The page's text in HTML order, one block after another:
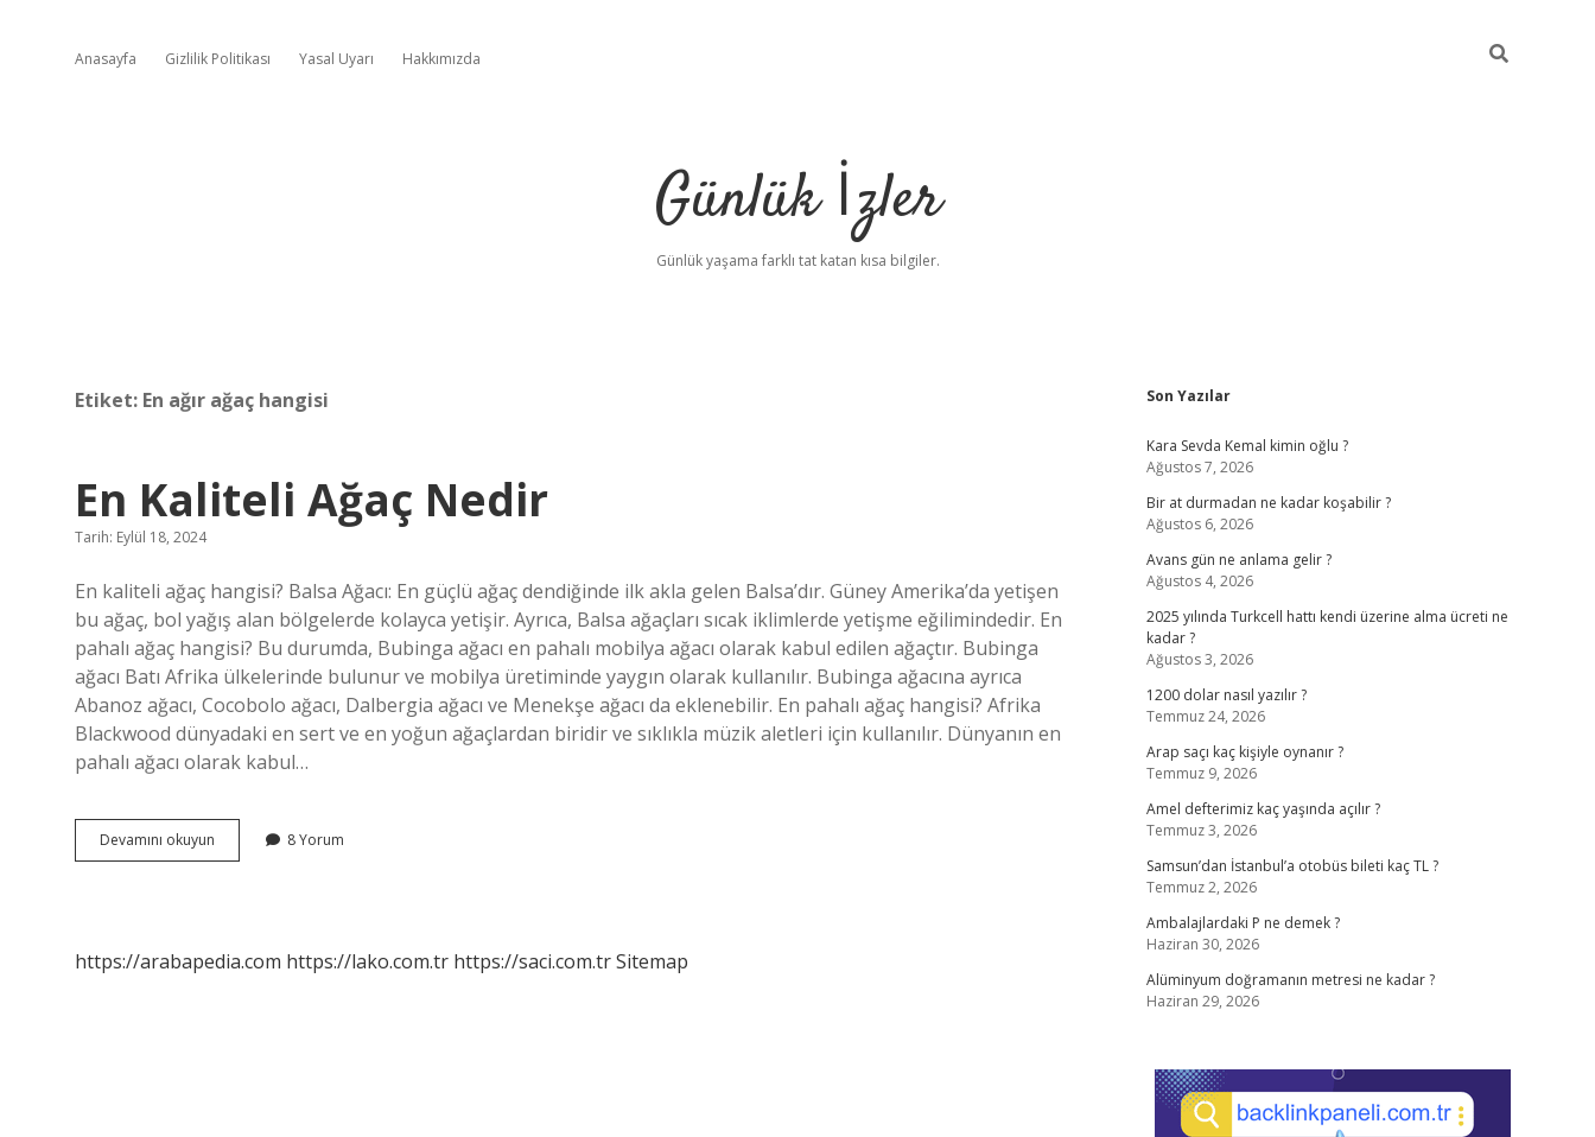
Anasayfa Gizlilik Politikası Yasal Uyarı Hakkımızda
Günlük İzler
Günlük yaşama farklı tat katan kısa bilgiler.
Etiket: En ağır ağaç hangisi
En Kaliteli Ağaç Nedir
Tarih: Eylül 18, 2024
En kaliteli ağaç hangisi? Balsa Ağacı: En güçlü ağaç dendiğinde ilk akla gelen Balsa’dır. Güney Amerika’da yetişen
bu ağaç, bol yağış alan bölgelerde kolayca yetişir. Ayrıca, Balsa ağaçları sıcak iklimlerde yetişme eğilimindedir. En
pahalı ağaç hangisi? Bu durumda, Bubinga ağacı en pahalı mobilya ağacı olarak kabul edilen ağaçtır. Bubinga
ağacı Batı Afrika ülkelerinde bulunur ve mobilya üretiminde yaygın olarak kullanılır. Bubinga ağacına ayrıca
Abanoz ağacı, Cocobolo ağacı, Dalbergia ağacı ve Menekşe ağacı da eklenebilir. En pahalı ağaç hangisi? Afrika
Blackwood dünyadaki en sert ve en yoğun ağaçlardan biridir ve sıklıkla müzik aletleri için kullanılır. Dünyanın en
pahalı ağacı olarak kabul…
Devamını okuyun
Kaliteli
8 Yorum
https://arabapedia.com https://lako.com.tr https://saci.com.trSitemap
Sidebar
Son Yazılar
Kara Sevda Kemal kimin oğlu ?
Ağustos 7, 2026
Bir at durmadan ne kadar koşabilir ?
Ağustos 6, 2026
Avans gün ne anlama gelir ?
Ağustos 4, 2026
2025 yılında Turkcell hattı kendi üzerine alma ücreti ne
kadar ?
Ağustos 3, 2026
1200 dolar nasıl yazılır ?
Temmuz 24, 2026
Arap saçı kaç kişiyle oynanır ?
Temmuz 9, 2026
Amel defterimiz kaç yaşında açılır ?
Temmuz 3, 2026
Samsun’dan İstanbul’a otobüs bileti kaç TL ?
Temmuz 2, 2026
Ambalajlardaki P ne demek ?
Haziran 30, 2026
Alüminyum doğramanın metresi ne kadar ?
Haziran 29, 2026